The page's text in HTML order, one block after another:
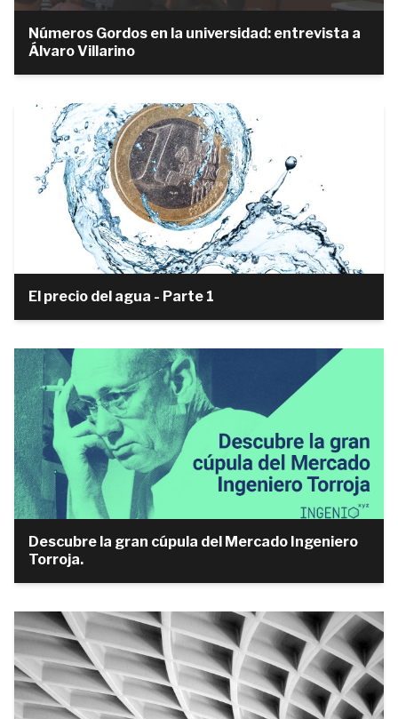
Números Gordos en la universidad: entrevista a
Álvaro Villarino
El precio del agua - Parte 1
Descubre la gran cúpula del Mercado Ingeniero
Torroja.